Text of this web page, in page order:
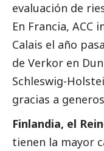
evaluación de
En Francia, ACC
Calais el año
de Verkor en
Schleswig-
gracias a
Finlandia, el
tienen la mayor